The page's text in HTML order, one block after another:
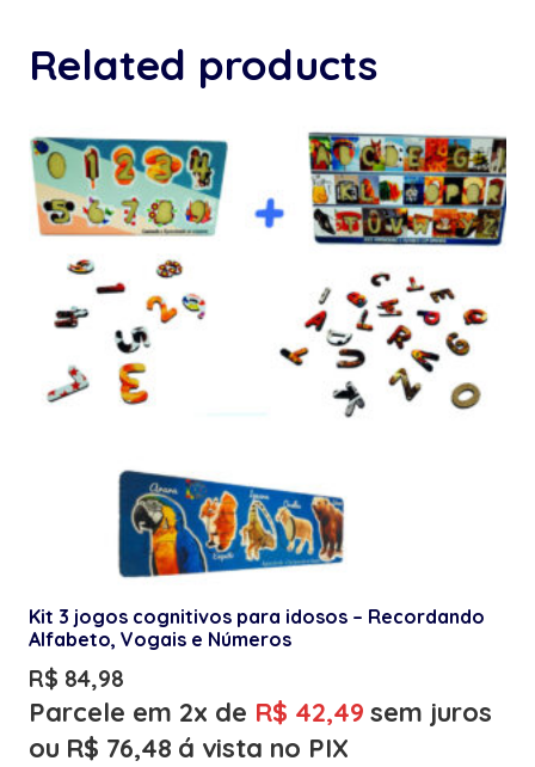
Related products
Kit 3 jogos cognitivos para idosos – Recordando
Alfabeto, Vogais e Números
R$ 84,98
Parcele em 2x de R$ 42,49 sem juros
ou R$ 76,48 á vista no PIX